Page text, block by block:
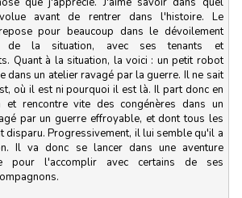
avant de rentrer dans l'histoire. Le
pour beaucoup dans le dévoilement
de la situation, avec ses tenants et
Quant à la situation, la voici : un petit robot
dans un atelier ravagé par la guerre. Il ne sait
où il est ni pourquoi il est là. Il part donc en
et rencontre vite des congénères dans un
par un guerre effroyable, et dont tous les
disparu. Progressivement, il lui semble qu'il a
Il va donc se lancer dans une aventure
pour l'accomplir avec certains de ses